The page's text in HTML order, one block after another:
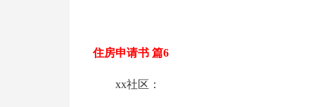
住房申请书 篇6
xx社区：